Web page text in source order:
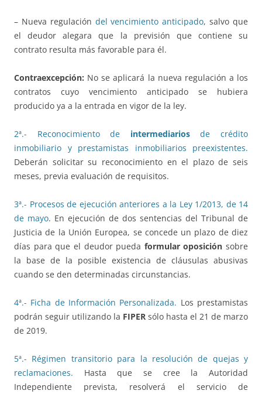
– Nueva regulación del vencimiento anticipado, salvo que
el deudor alegara que la previsión que contiene su
contrato resulta más favorable para él.
Contraexcepción: No se aplicará la nueva regulación a los
contratos cuyo vencimiento anticipado se hubiera
producido ya a la entrada en vigor de la ley.
2ª.- Reconocimiento de intermediariosde crédito
inmobiliario y prestamistas inmobiliarios preexistentes.
Deberán solicitar su reconocimiento en el plazo de seis
meses, previa evaluación de requisitos.
3ª.- Procesos de ejecución anteriores a la Ley 1/2013, de 14
de mayo. En ejecución de dos sentencias del Tribunal de
Justicia de la Unión Europea, se concede un plazo de diez
días para que el deudor pueda formular oposición sobre
la base de la posible existencia de cláusulas abusivas
cuando se den determinadas circunstancias.
4ª.- Ficha de Información Personalizada. Los prestamistas
podrán seguir utilizando la FIPER sólo hasta el 21 de marzo
de 2019.
5ª.- Régimen transitorio para la resolución de quejas y
reclamaciones. Hasta que se cree la Autoridad
Independiente prevista, resolverá el servicio de